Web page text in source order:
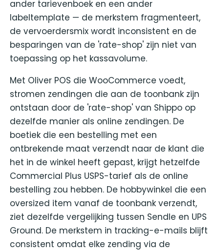
ander tarievenboek en een ander
labeltemplate — de merkstem fragmenteert,
de vervoerdersmix wordt inconsistent en de
besparingen van de 'rate-shop' zijn niet van
toepassing op het kassavolume.
Met Oliver POS die WooCommerce voedt,
stromen zendingen die aan de toonbank zijn
ontstaan door de 'rate-shop' van Shippo op
dezelfde manier als online zendingen. De
boetiek die een bestelling met een
ontbrekende maat verzendt naar de klant die
het in de winkel heeft gepast, krijgt hetzelfde
Commercial Plus USPS-tarief als de online
bestelling zou hebben. De hobbywinkel die een
oversized item vanaf de toonbank verzendt,
ziet dezelfde vergelijking tussen Sendle en UPS
Ground. De merkstem in tracking-e-mails blijft
consistent omdat elke zending via de